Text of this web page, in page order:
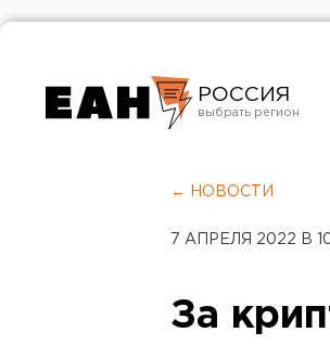
РОССИЯ
Челябинск
← НОВОСТИ
7 АПРЕЛЯ 2022 В
За